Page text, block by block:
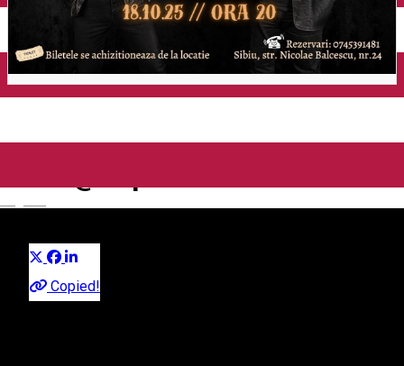
CUVINTE) & RAUL SILAGHI
Copied!
Concert